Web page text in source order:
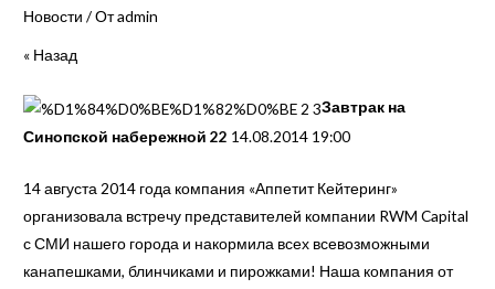
Новости / Отadmin
« Назад
Завтрак на
Синопской набережной 22 14.08.2014 19:00
14 августа 2014 года компания «Аппетит Кейтеринг»
организовала встречу представителей компании RWM Capital
с СМИ нашего города и накормила всех всевозможными
канапешками, блинчиками и пирожками! Наша компания от